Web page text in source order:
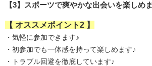
【3】スポーツで爽やかな出会いを楽しめ
【 オススメポイント2 】
・気軽に参加できます♪
・初参加でも一体感を持って楽しめます♪
・トラブル回避を徹底しています♪